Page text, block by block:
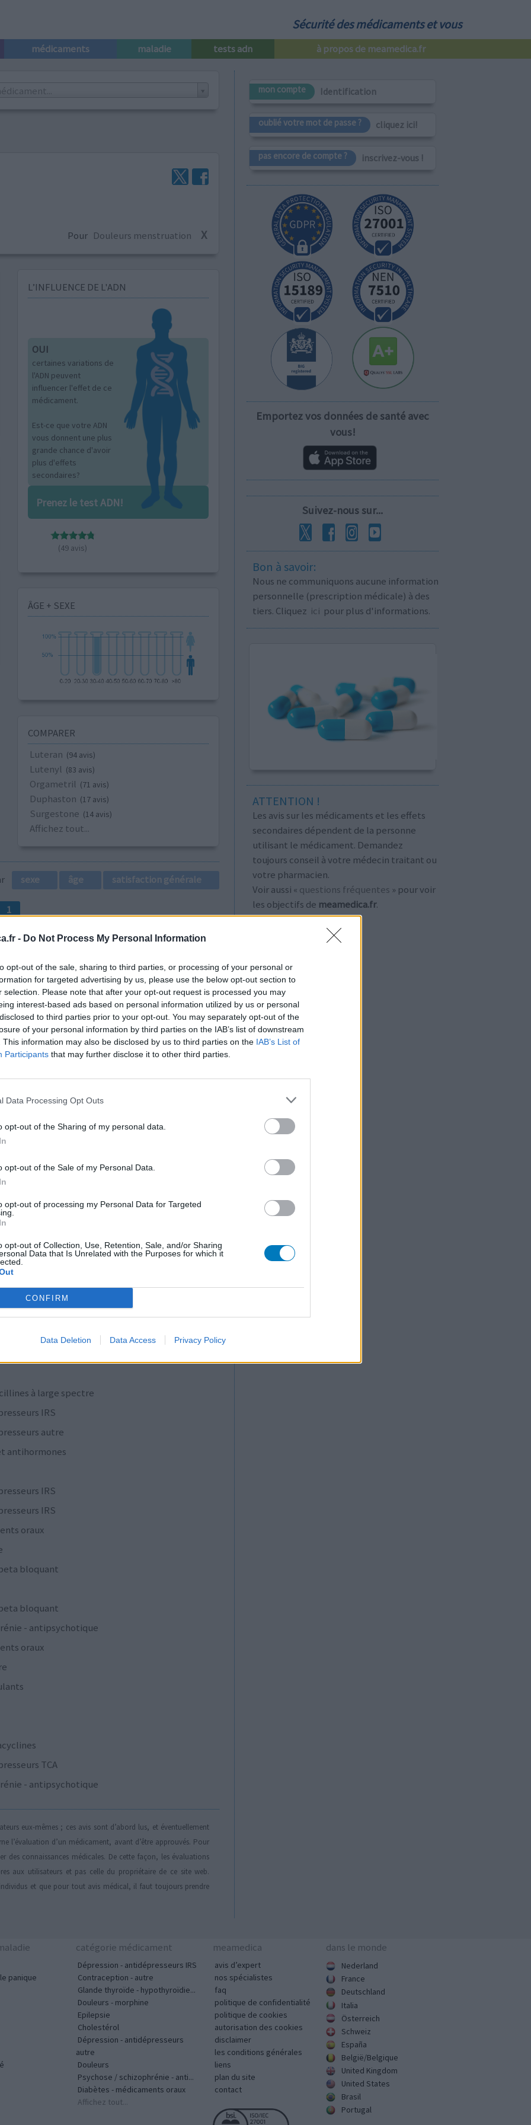
- Do Not Process My Personal Information
opt-out of the sale, sharing to third parties, or processing of your personal or
for targeted advertising by us, please use the below opt-out section to
selection. Please note that after your opt-out request is processed you may
interest-based ads based on personal information utilized by us or personal
to third parties prior to your opt-out. You may separately opt-out of the
of your personal information by third parties on the IAB’s list of downstream
This information may also be disclosed by us to third parties on the IAB’s List of
Participants that may further disclose it to other third parties.
Data Processing Opt Outs
opt-out of the Sharing of my personal data.
opt-out of the Sale of my Personal Data.
opt-out of processing my Personal Data for Targeted
opt-out of Collection, Use, Retention, Sale, and/or Sharing
Data that Is Unrelated with the Purposes for which it
CONFIRM
Data Deletion Data Access Privacy Policy
Sécurité des médicaments et vous
médicaments maladie tests adn à propos de meamedica.fr
Pour Douleurs menstruation X
L’INFLUENCE DE L'ADN
OUI
certaines variations de
l'ADN peuvent
influencer l'effet de ce
médicament.
Est-ce que votre ADN
vous donnent une plus
grande chance d'avoir
plus d'effets
secondaires?
Prenez le test ADN!
(49 avis)
ÂGE + SEXE
COMPARER
Luteran (94 avis)
Lutenyl (83 avis)
Orgametril (71 avis)
Duphaston (17 avis)
Surgestone (14 avis)
Affichez tout...
sexe âge satisfaction générale
1
Efficacité
Quantité effets
secondaires
mon
qu’il
je la
la douleur au ventre). Cette pilule m’aide à
vrai bonheur. Je
1
(à action lente)
IRS
autre
IRS
à large spectre
IRS
autre
antihormones
IRS
IRS
oraux
bloquant
bloquant
- antipsychotique
oraux
TCA
- antipsychotique
eux-mêmes ; ces avis sont d’abord lus, et éventuellement
l’évaluation d’un médicament, avant d’être approuvés. Pour
des connaissances médicales. De cette façon, les évaluations
aux utilisateurs et pas celle du propriétaire de ce site web.
et que pour tout avis médical, il faut toujours prendre
mon compte Identification
oublié votre mot de passe ? cliquez ici!
pas encore de compte ? inscrivez-vous !
Emportez vos données de santé avec
vous!
Suivez-nous sur...
Bon à savoir:
Nous ne communiquons aucune information
personnelle (prescription médicale) à des
tiers. Cliquez ici pour plus d'informations.
ATTENTION !
Les avis sur les médicaments et les effets
secondaires dépendent de la personne
utilisant le médicament. Demandez
toujours conseil à votre médecin traitant ou
votre pharmacien.
Voir aussi « questions fréquentes » pour voir
les objectifs de meamedica.fr.
panique
catégorie médicament
Dépression - antidépresseurs IRS
Contraception - autre
Glande thyroïde - hypothyroïdie...
Douleurs - morphine
Epilepsie
Cholestérol
Dépression - antidépresseurs
autre
Douleurs
Psychose / schizophrénie - anti...
Diabètes - médicaments oraux
Affichez tout...
meamedica
avis d’expert
nos spécialistes
faq
politique de confidentialité
politique de cookies
autorisation des cookies
disclaimer
les conditions générales
liens
plan du site
contact
dans le monde
Nederland
France
Deutschland
Italia
Österreich
Schweiz
España
België/Belgique
United Kingdom
United States
Brasil
Portugal